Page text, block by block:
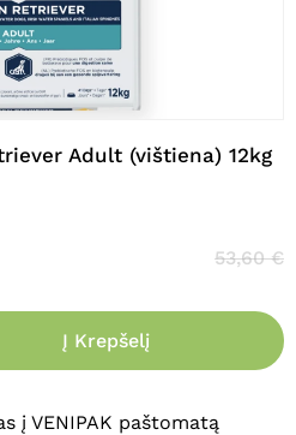
Adult (vištiena) 12kg
53,60€
Į Krepšelį
į VENIPAK paštomatą
*
el. pašto adresą ir
kad jų nebereiktų
kai kitą kartą vėl norėsiu